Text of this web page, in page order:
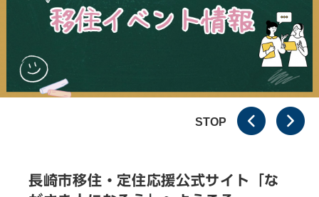
STOP
長崎市移住・定住応援公式サイト「な